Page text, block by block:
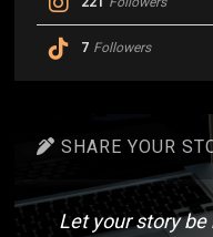
7 Followers
SHARE YOUR
Let your story be